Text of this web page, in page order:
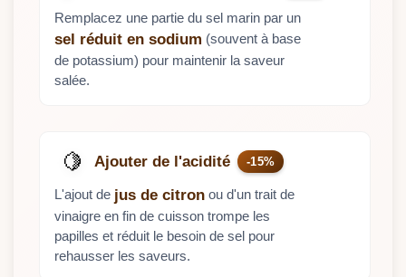
Remplacez une partie du sel marin par un
sel réduit en sodium (souvent à base
de potassium) pour maintenir la saveur
salée.
🍋 Ajouter de l'acidité -15%
L'ajout de jus de citron ou d'un trait de
vinaigre en fin de cuisson trompe les
papilles et réduit le besoin de sel pour
rehausser les saveurs.